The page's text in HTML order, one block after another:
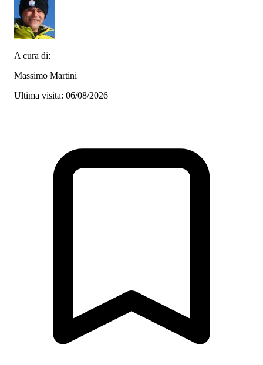
A cura di:
Massimo Martini
Ultima visita: 06/08/2026